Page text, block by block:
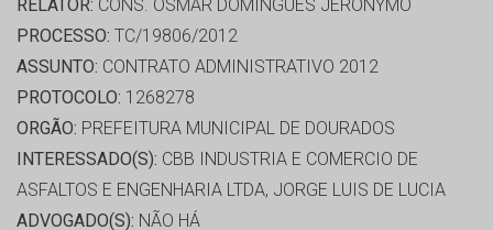
RELATOR: CONS. OSMAR DOMINGUES JERONYMO
PROCESSO: TC/19806/2012
ASSUNTO: CONTRATO ADMINISTRATIVO 2012
PROTOCOLO: 1268278
ORGÃO: PREFEITURA MUNICIPAL DE DOURADOS
INTERESSADO(S): CBB INDUSTRIA E COMERCIO DE
ASFALTOS E ENGENHARIA LTDA, JORGE LUIS DE LUCIA
ADVOGADO(S): NÃO HÁ